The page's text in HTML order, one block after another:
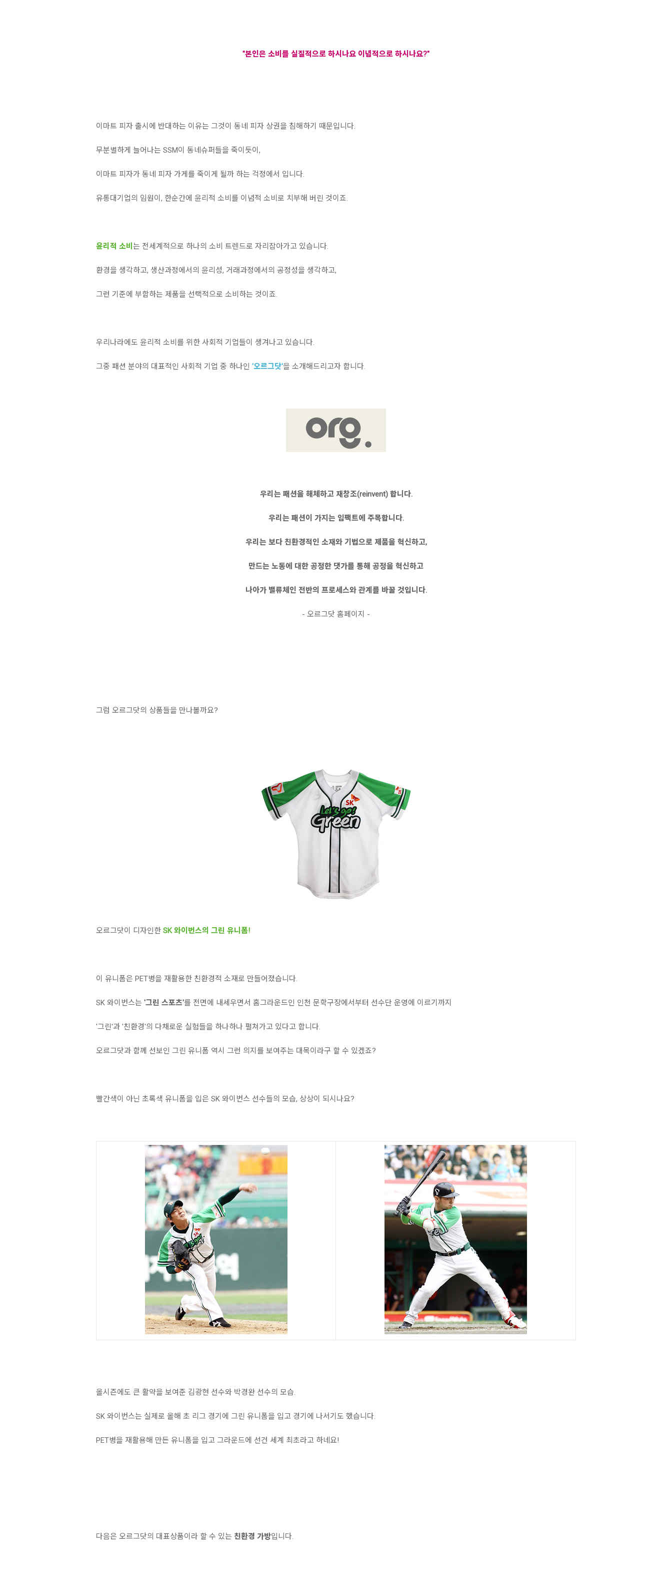
"본인은 소비를 실질적으로 하시나요 이념적으로 하시나요?"
이마트 피자 출시에 반대하는 이유는 그것이 동네 피자 상권을 침해하기 때문입니다.
무분별하게 늘어나는 SSM이 동네슈퍼들을 죽이듯이,
이마트 피자가 동네 피자 가게를 죽이게 될까 하는 걱정에서 입니다.
유통대기업의 임원이, 한순간에 윤리적 소비를 이념적 소비로 치부해 버린 것이죠.
윤리적 소비 는 전세계적으로 하나의 소비 트렌드로 자리잡아가고 있습니다.
환경을 생각하고, 생산과정에서의 윤리성, 거래과정에서의 공정성을 생각하고,
그런 기준에 부합하는 제품을 선택적으로 소비하는 것이죠.
우리나라에도 윤리적 소비를 위한 사회적 기업들이 생겨나고 있습니다.
그중 패션 분야의 대표적인 사회적 기업 중 하나인 '오르그닷'을 소개해드리고자 합니다.
우리는 패션을 해체하고 재창조(reinvent) 합니다.
우리는 패션이 가지는 임팩트에 주목합니다.
우리는 보다 친환경적인 소재와 기법으로 제품을 혁신하고,
만드는 노동에 대한 공정한 댓가를 통해 공정을 혁신하고
나아가 밸류체인 전반의 프로세스와 관계를 바꿀 것입니다.
- 오르그닷 홈페이지 -
그럼 오르그닷의 상품들을 만나볼까요?
오르그닷이 디자인한 SK 와이번스의 그린 유니폼!
이 유니폼은 PET병을 재활용한 친환경적 소재로 만들어졌습니다.
SK 와이번스는 '그린 스포츠'를 전면에 내세우면서 홈그라운드인 인천 문학구장에서부터 선수단 운영에 이르기까지
'그린'과 '친환경'의 다채로운 실험들을 하나하나 펼쳐가고 있다고 합니다.
오르그닷과 함께 선보인 그린 유니폼 역시 그런 의지를 보여주는 대목이라구 할 수 있겠죠?
빨간색이 아닌 초록색 유니폼을 입은 SK 와이번스 선수들의 모습, 상상이 되시나요?
올시즌에도 큰 활약을 보여준 김광현 선수와 박경완 선수의 모습.
SK 와이번스는 실제로 올해 초 리그 경기에 그린 유니폼을 입고 경기에 나서기도 했습니다.
PET병을 재활용해 만든 유니폼을 입고 그라운드에 선건 세계 최초라고 하네요!
다음은 오르그닷의 대표상품이라 할 수 있는 친환경 가방입니다.